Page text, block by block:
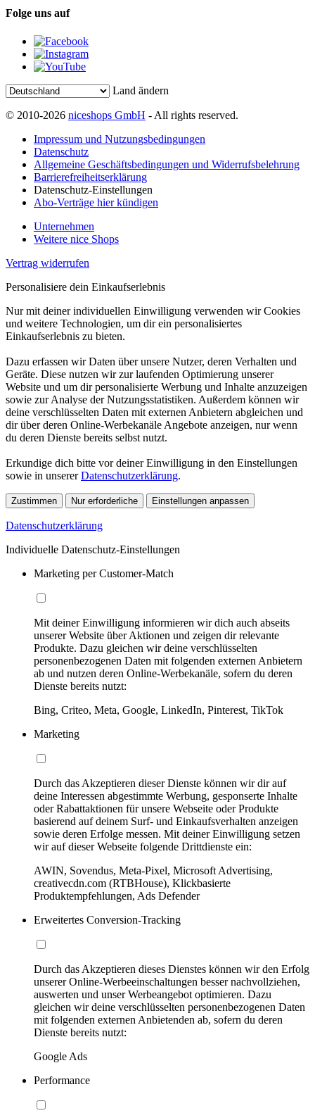
Folge uns auf
Land ändern
© 2010-2026 niceshops GmbH - All rights reserved.
Impressum und Nutzungsbedingungen
Datenschutz
Allgemeine Geschäftsbedingungen und Widerrufsbelehrung
Barrierefreiheitserklärung
Datenschutz-Einstellungen
Abo-Verträge hier kündigen
Unternehmen
Weitere nice Shops
Vertrag widerrufen
Personalisiere dein Einkaufserlebnis
Nur mit deiner individuellen Einwilligung verwenden wir Cookies
und weitere Technologien, um dir ein personalisiertes
Einkaufserlebnis zu bieten.
Dazu erfassen wir Daten über unsere Nutzer, deren Verhalten und
Geräte. Diese nutzen wir zur laufenden Optimierung unserer
Website und um dir personalisierte Werbung und Inhalte anzuzeigen
sowie zur Analyse der Nutzungsstatistiken. Außerdem können wir
deine verschlüsselten Daten mit externen Anbietern abgleichen und
dir über deren Online-Werbekanäle Angebote anzeigen, nur wenn
du deren Dienste bereits selbst nutzt.
Erkundige dich bitte vor deiner Einwilligung in den Einstellungen
sowie in unsererDatenschutzerklärung.
Zustimmen Nur erforderliche Einstellungen anpassen
Datenschutzerklärung
Individuelle Datenschutz-Einstellungen
Marketing per Customer-Match
Mit deiner Einwilligung informieren wir dich auch abseits
unserer Website über Aktionen und zeigen dir relevante
Produkte. Dazu gleichen wir deine verschlüsselten
personenbezogenen Daten mit folgenden externen Anbietern
ab und nutzen deren Online-Werbekanäle, sofern du deren
Dienste bereits nutzt:
Bing, Criteo, Meta, Google, LinkedIn, Pinterest, TikTok
Marketing
Durch das Akzeptieren dieser Dienste können wir dir auf
deine Interessen abgestimmte Werbung, gesponserte Inhalte
oder Rabattaktionen für unsere Webseite oder Produkte
basierend auf deinem Surf- und Einkaufsverhalten anzeigen
sowie deren Erfolge messen. Mit deiner Einwilligung setzen
wir auf dieser Webseite folgende Drittdienste ein:
AWIN, Sovendus, Meta-Pixel, Microsoft Advertising,
creativecdn.com (RTBHouse), Klickbasierte
Produktempfehlungen, Ads Defender
Erweitertes Conversion-Tracking
Durch das Akzeptieren dieses Dienstes können wir den Erfolg
unserer Online-Werbeeinschaltungen besser nachvollziehen,
auswerten und unser Werbeangebot optimieren. Dazu
gleichen wir deine verschlüsselten personenbezogenen Daten
mit folgenden externen Anbietenden ab, sofern du deren
Dienste bereits nutzt:
Google Ads
Performance